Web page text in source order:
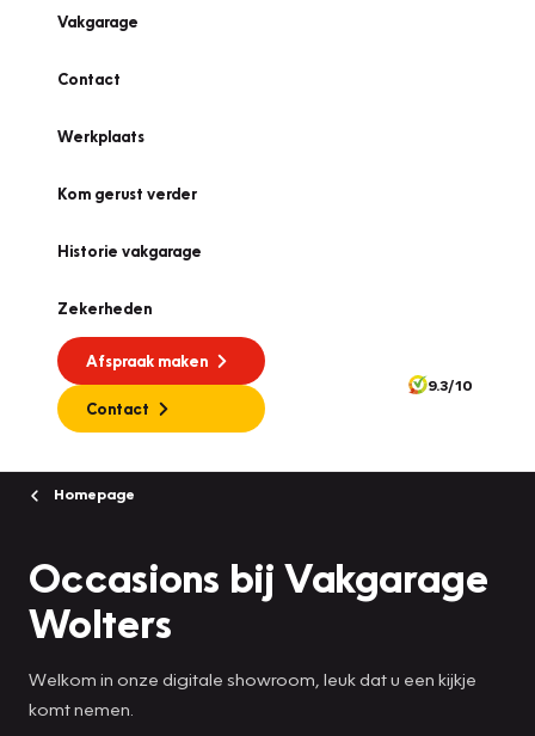
Vakgarage
Contact
Werkplaats
Kom gerust verder
Historie vakgarage
Zekerheden
Afspraak maken
Contact
9.3/10
Homepage
Occasions bij Vakgarage
Wolters
Welkom in onze digitale showroom, leuk dat u een kijkje
komt nemen.